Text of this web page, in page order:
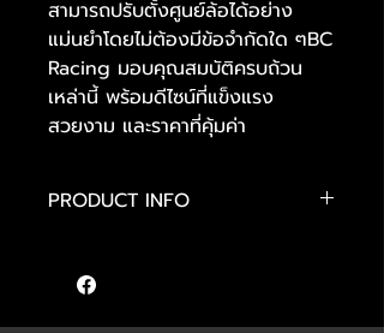
สามารถปรับตั้งศูนย์ล้อได้อย่าง
แม่นยำโดยไม่ต้องมีข้อจำกัดใด ๆBC
Racing มอบคุณสมบัติครบถ้วน
เหล่านี้ พร้อมดีไซน์ที่แข็งแรง
สวยงาม และราคาที่คุ้มค่า
PRODUCT INFO
ต้องการ
- โช้คแบบโมโนทูบ (Mono-Tube)